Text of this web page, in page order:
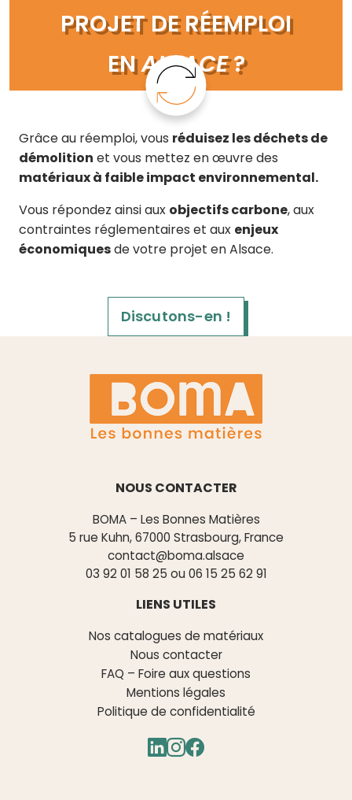
PROJET DE RÉEMPLOI
ENALSACE?
Grâce au réemploi, vous réduisez les déchets de
démolition et vous mettez en œuvre des
matériaux à faible impact environnemental.
Vous répondez ainsi aux objectifs carbone, aux
contraintes réglementaires et aux enjeux
économiquesde votre projet en Alsace.
Discutons-en !
NOUS CONTACTER
BOMA – Les Bonnes Matières
5 rue Kuhn, 67000 Strasbourg, France
contact@boma.alsace
03 92 01 58 25 ou 06 15 25 62 91
LIENS UTILES
Nos catalogues de matériaux
Nous contacter
FAQ – Foire aux questions
Mentions légales
Politique de confidentialité